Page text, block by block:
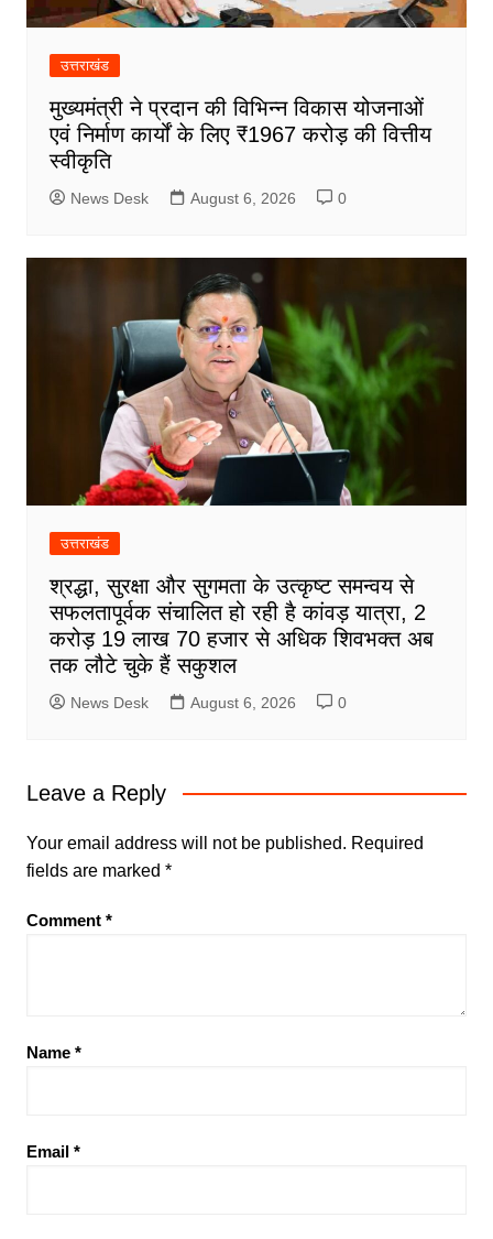
उत्तराखंड
मुख्यमंत्री ने प्रदान की विभिन्न विकास योजनाओं
एवं निर्माण कार्यों के लिए ₹1967 करोड़ की वित्तीय
स्वीकृति
News Desk August 6, 2026 0
उत्तराखंड
श्रद्धा, सुरक्षा और सुगमता के उत्कृष्ट समन्वय से
सफलतापूर्वक संचालित हो रही है कांवड़ यात्रा, 2
करोड़ 19 लाख 70 हजार से अधिक शिवभक्त अब
तक लौटे चुके हैं सकुशल
News Desk August 6, 2026 0
Leave a Reply
Your email address will not be published. Required
fields are marked *
Comment *
Name *
Email *